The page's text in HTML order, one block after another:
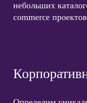
небольших
commerce